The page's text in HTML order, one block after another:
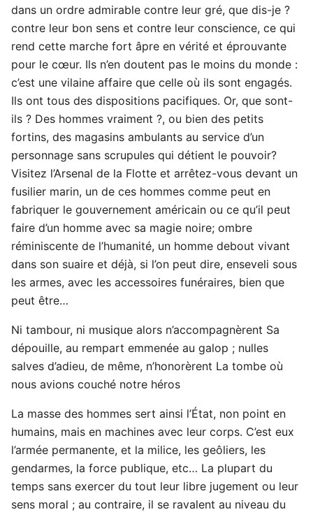
dans un ordre admirable contre leur gré, que dis-je ?
contre leur bon sens et contre leur conscience, ce qui
rend cette marche fort âpre en vérité et éprouvante
pour le cœur. Ils n’en doutent pas le moins du monde :
c’est une vilaine affaire que celle où ils sont engagés.
Ils ont tous des dispositions pacifiques. Or, que sont-
ils ? Des hommes vraiment ?, ou bien des petits
fortins, des magasins ambulants au service d’un
personnage sans scrupules qui détient le pouvoir?
Visitez l’Arsenal de la Flotte et arrêtez-vous devant un
fusilier marin, un de ces hommes comme peut en
fabriquer le gouvernement américain ou ce qu’il peut
faire d’un homme avec sa magie noire; ombre
réminiscente de l’humanité, un homme debout vivant
dans son suaire et déjà, si l’on peut dire, enseveli sous
les armes, avec les accessoires funéraires, bien que
peut être…
Ni tambour, ni musique alors n’accompagnèrent Sa
dépouille, au rempart emmenée au galop ; nulles
salves d’adieu, de même, n’honorèrent La tombe où
nous avions couché notre héros
La masse des hommes sert ainsi l’État, non point en
humains, mais en machines avec leur corps. C’est eux
l’armée permanente, et la milice, les geôliers, les
gendarmes, la force publique, etc… La plupart du
temps sans exercer du tout leur libre jugement ou leur
sens moral ; au contraire, il se ravalent au niveau du